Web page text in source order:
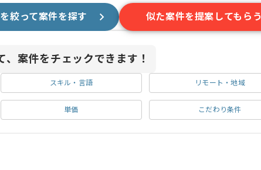
絞って案件を探す 似た案件を提案してもらう
案件をチェックできます！
スキル・言語 リモート・地域
単価 こだわり条件